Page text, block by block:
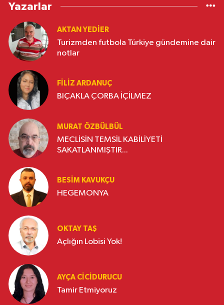
Yazarlar
AKTAN YEDIER
Turizmden futbola Türkiye gündemine dair
notlar
FILIZ ARDANUÇ
BIÇAKLA ÇORBA İÇİLMEZ
MURAT ÖZBÜLBÜL
MECLİSİN TEMSİL KABİLİYETİ
SAKATLANMIŞTIR...
BESIM KAVUKÇU
HEGEMONYA
OKTAY TAŞ
Açlığın Lobisi Yok!
AYÇA CICIDURUCU
Tamir Etmiyoruz